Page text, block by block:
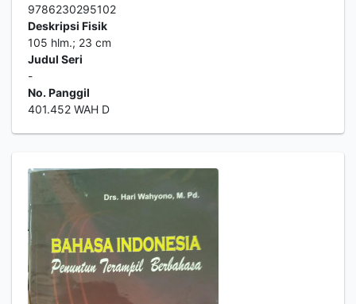
9786230295102
Deskripsi Fisik
105 hlm.; 23 cm
Judul Seri
-
No. Panggil
401.452 WAH D